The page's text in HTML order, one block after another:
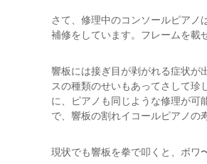
さて、修理中のコンソールピア
補修をしています。フレームを載
響板には接ぎ目が剥がれる症状が
スの種類のせいもあってさして珍
に、ピアノも同じような修理が可
で、響板の割れイコールピアノの
現状でも響板を拳で叩くと、ボワ